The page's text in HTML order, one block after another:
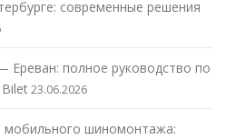
современные решения
Ереван: полное руководство по
23.06.2026
шиномонтажа: